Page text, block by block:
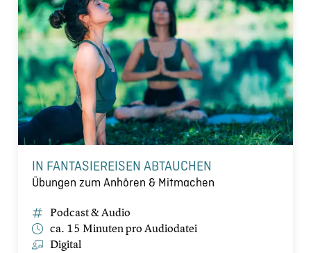
IN FANTASIEREISEN ABTAUCHEN
Übungen zum Anhören & Mitmachen
Podcast & Audio
ca. 15 Minuten pro Audiodatei
Digital